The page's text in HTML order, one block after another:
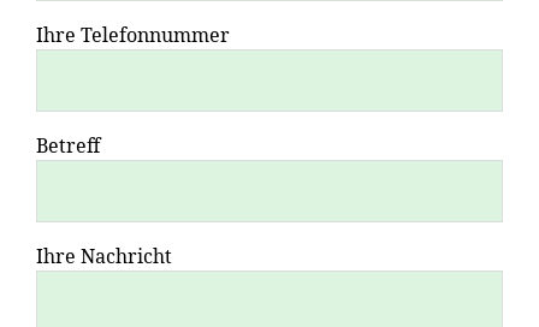
Ihre Telefonnummer
Betreff
Ihre Nachricht